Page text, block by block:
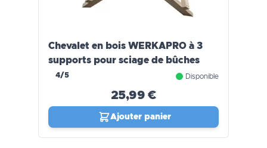
Chevalet en bois WERKAPRO à 3
supports pour sciage de bûches
4/5 Disponible
25,99 €
Ajouter panier